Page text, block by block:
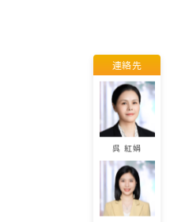
連絡先
董 佳麗
呉 紅娟